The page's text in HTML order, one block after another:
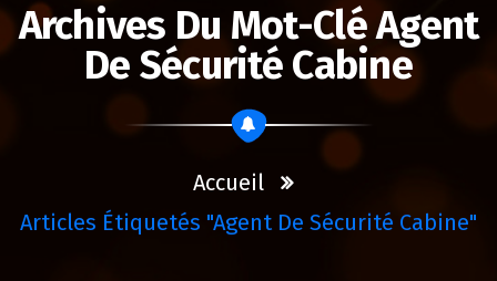
Archives Du Mot-Clé Agent
De Sécurité Cabine
Accueil
Articles Étiquetés "agent De Sécurité Cabine"